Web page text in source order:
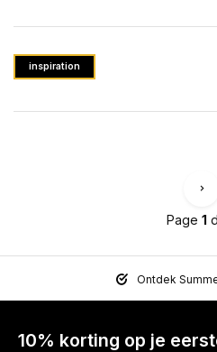
inspiration
Page 1
Ontdek
10% korting op je